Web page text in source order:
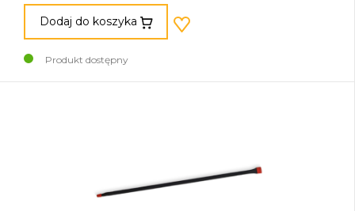
Dodaj do koszyka
Produkt dostępny